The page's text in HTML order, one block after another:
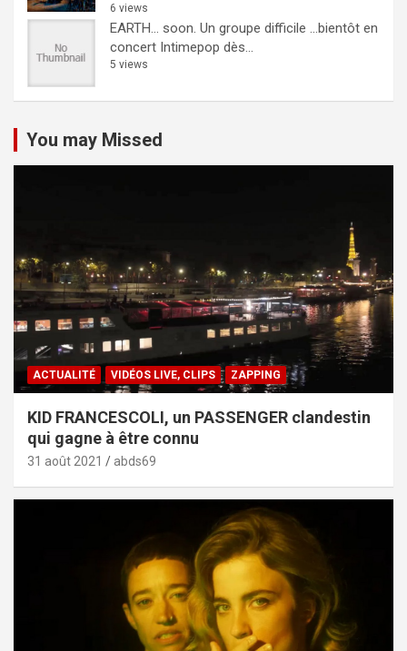
6 views
EARTH… soon. Un groupe difficile ...bientôt en
concert Intimepop dès...
5 views
You may Missed
ACTUALITÉ VIDÉOS LIVE, CLIPS ZAPPING
KID FRANCESCOLI, un PASSENGER clandestin
qui gagne à être connu
31 août 2021 abds69